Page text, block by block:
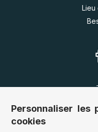
Lieu
Personnaliser les
cookies